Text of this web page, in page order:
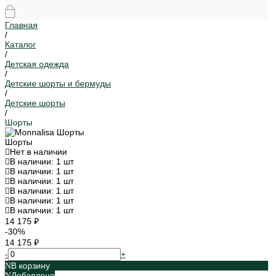
Главная
/
Каталог
/
Детская одежда
/
Детские шорты и бермуды
/
Детские шорты
/
Шорты
Шорты
Нет в наличии
В наличии: 1 шт
В наличии: 1 шт
В наличии: 1 шт
В наличии: 1 шт
В наличии: 1 шт
В наличии: 1 шт
14 175 ₽
-30%
14 175 ₽
-
+
В корзину